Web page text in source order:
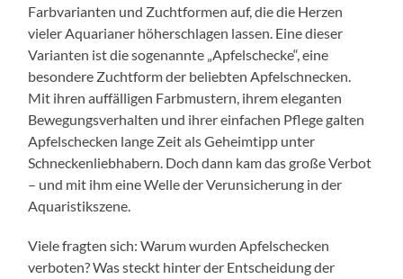
Farbvarianten und Zuchtformen auf, die die Herzen
vieler Aquarianer höherschlagen lassen. Eine dieser
Varianten ist die sogenannte „Apfelschecke“, eine
besondere Zuchtform der beliebten Apfelschnecken.
Mit ihren auffälligen Farbmustern, ihrem eleganten
Bewegungsverhalten und ihrer einfachen Pflege galten
Apfelschecken lange Zeit als Geheimtipp unter
Schneckenliebhabern. Doch dann kam das große Verbot
– und mit ihm eine Welle der Verunsicherung in der
Aquaristikszene.
Viele fragten sich: Warum wurden Apfelschecken
verboten? Was steckt hinter der Entscheidung der